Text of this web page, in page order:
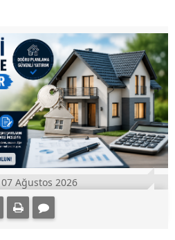
07 Ağustos 2026